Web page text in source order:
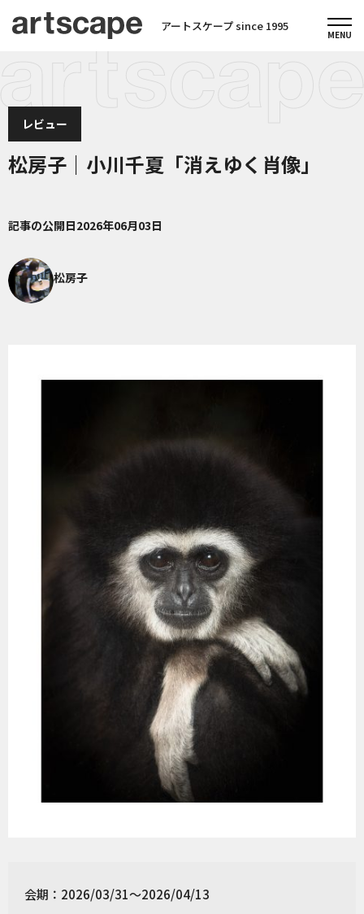
アートスケープ since 1995
レビュー
松房子｜小川千夏「消えゆく肖像」
記事の公開日2026年06月03日
松房子
会期：2026/03/31～2026/04/13